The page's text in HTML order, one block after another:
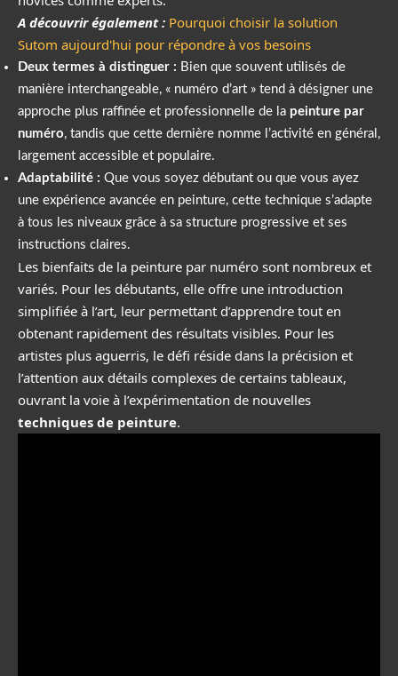
A découvrir également : Pourquoi choisir la solution
Sutom aujourd'hui pour répondre à vos besoins
Deux termes à distinguer : Bien que souvent utilisés de
manière interchangeable, « numéro d’art » tend à désigner une
approche plus raffinée et professionnelle de la peinture par
numéro, tandis que cette dernière nomme l’activité en général,
largement accessible et populaire.
Adaptabilité : Que vous soyez débutant ou que vous ayez
une expérience avancée en peinture, cette technique s’adapte
à tous les niveaux grâce à sa structure progressive et ses
instructions claires.
Les bienfaits de la peinture par numéro sont nombreux et
variés. Pour les débutants, elle offre une introduction
simplifiée à l’art, leur permettant d’apprendre tout en
obtenant rapidement des résultats visibles. Pour les
artistes plus aguerris, le défi réside dans la précision et
l’attention aux détails complexes de certains tableaux,
ouvrant la voie à l’expérimentation de nouvelles
techniques de peinture.